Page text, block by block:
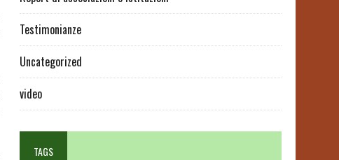
Testimonianze
Uncategorized
video
TAGS